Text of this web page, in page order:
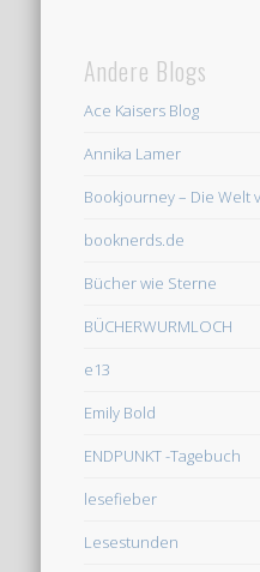
Andere Blogs
Ace Kaisers Blog
Annika Lamer
Bookjourney – Die Welt
booknerds.de
Bücher wie Sterne
BÜCHERWURMLOCH
e13
Emily Bold
ENDPUNKT -Tagebuch
lesefieber
Lesestunden